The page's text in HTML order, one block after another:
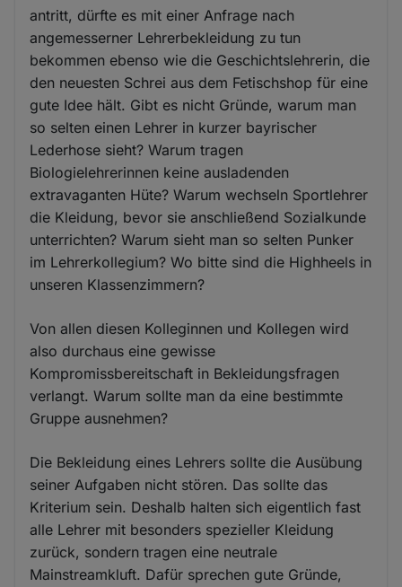
antritt, dürfte es mit einer Anfrage nach
angemesserner Lehrerbekleidung zu tun
bekommen ebenso wie die Geschichtslehrerin, die
den neuesten Schrei aus dem Fetischshop für eine
gute Idee hält. Gibt es nicht Gründe, warum man
so selten einen Lehrer in kurzer bayrischer
Lederhose sieht? Warum tragen
Biologielehrerinnen keine ausladenden
extravaganten Hüte? Warum wechseln Sportlehrer
die Kleidung, bevor sie anschließend Sozialkunde
unterrichten? Warum sieht man so selten Punker
im Lehrerkollegium? Wo bitte sind die Highheels in
unseren Klassenzimmern?
Von allen diesen Kolleginnen und Kollegen wird
also durchaus eine gewisse
Kompromissbereitschaft in Bekleidungsfragen
verlangt. Warum sollte man da eine bestimmte
Gruppe ausnehmen?
Die Bekleidung eines Lehrers sollte die Ausübung
seiner Aufgaben nicht stören. Das sollte das
Kriterium sein. Deshalb halten sich eigentlich fast
alle Lehrer mit besonders spezieller Kleidung
zurück, sondern tragen eine neutrale
Mainstreamkluft. Dafür sprechen gute Gründe,